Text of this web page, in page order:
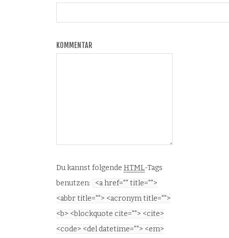
KOMMENTAR
Du kannst folgende HTML-Tags
benutzen:
<a href="" title="">
<abbr title=""> <acronym title="">
<b> <blockquote cite=""> <cite>
<code> <del datetime=""> <em>